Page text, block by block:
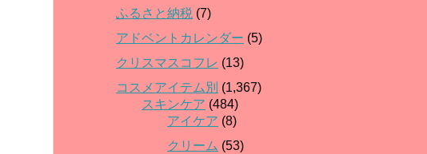
ふるさと納税 (7)
アドベントカレンダー (5)
クリスマスコフレ (13)
コスメアイテム別 (1,367)
スキンケア (484)
アイケア (8)
クリーム (53)